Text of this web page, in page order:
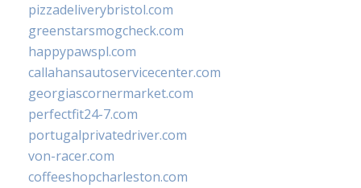
pizzadeliverybristol.com
greenstarsmogcheck.com
happypawspl.com
callahansautoservicecenter.com
georgiascornermarket.com
perfectfit24-7.com
portugalprivatedriver.com
von-racer.com
coffeeshopcharleston.com